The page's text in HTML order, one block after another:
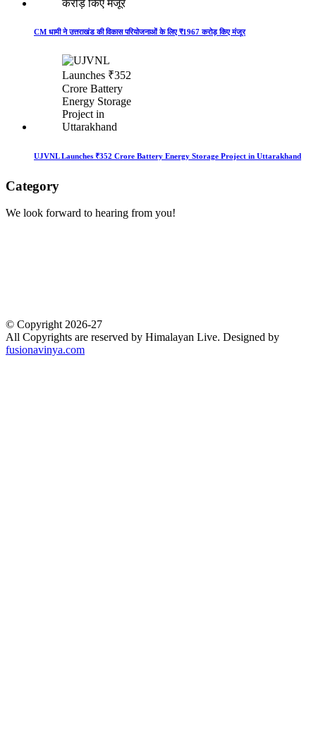
CM धामी ने उत्तराखंड की विकास परियोजनाओं के लिए ₹1967 करोड़ किए मंजूर
UJVNL Launches ₹352 Crore Battery Energy Storage Project in Uttarakhand
Category
We look forward to hearing from you!
© Copyright 2026-27
All Copyrights are reserved by Himalayan Live. Designed by
fusionavinya.com